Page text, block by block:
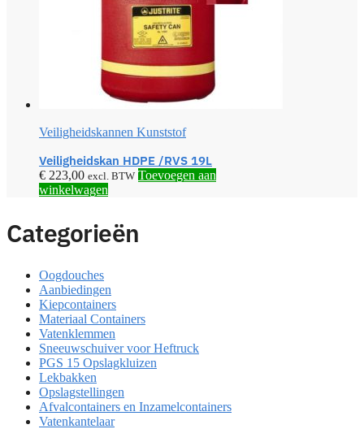
Veiligheidskannen Kunststof
Veiligheidskan HDPE /RVS 19L
€ 223,00 excl. BTW Toevoegen aan
winkelwagen
Categorieën
Oogdouches
Aanbiedingen
Kiepcontainers
Materiaal Containers
Vatenklemmen
Sneeuwschuiver voor Heftruck
PGS 15 Opslagkluizen
Lekbakken
Opslagstellingen
Afvalcontainers en Inzamelcontainers
Vatenkantelaar